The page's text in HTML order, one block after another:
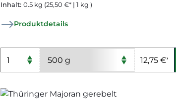
Inhalt:0.5 kg (25,50 €* | 1 kg )
Produktdetails